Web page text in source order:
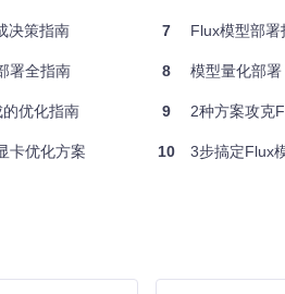
（推荐0.6-0.8）
流畅）
质量与速度）
解）
据分布保留关键信息；GGUF则类似
决策指南
署全指南
优化指南
卡优化方案
7 Flux模型部
8 模型量化部
9 2种方案攻克
10 3步搞定Flux